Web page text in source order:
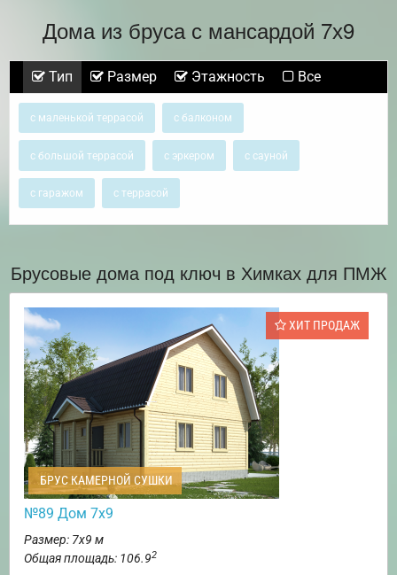
Дома из бруса с мансардой 7х9
Тип Размер Этажность Все
с маленькой террасой с балконом
с большой террасой с эркером с сауной
с гаражом с террасой
Брусовые дома под ключ в Химках для ПМЖ
ХИТ ПРОДАЖ
БРУС КАМЕРНОЙ СУШКИ
№89 Дом 7х9
Размер: 7х9 м
Общая площадь: 106.92